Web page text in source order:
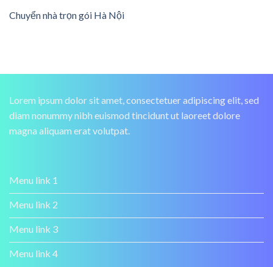
Chuyển nhà trọn gói Hà Nội
Lorem ipsum dolor sit amet, consectetuer adipiscing elit, sed
diam nonummy nibh euismod tincidunt ut laoreet dolore
magna aliquam erat volutpat.
Menu link 1
Menu link 2
Menu link 3
Menu link 4